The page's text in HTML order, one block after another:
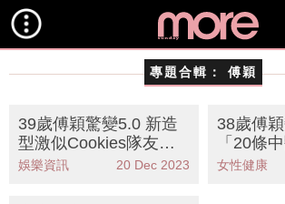
專題合輯： 傅穎
39歲傅穎驚變5.0 新造
型激似Cookies隊友鄧
麗欣
娛樂資訊 20 Dec 2023
38歲傅
「20條
事」分
女性健康